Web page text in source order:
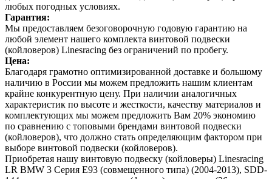
любых погодных условиях.
Гарантия:
Мы предоставляем безоговорочную годовую гарантию на
любой элемент нашего комплекта винтовой подвески
(койловеров) Linesracing без ограничений по пробегу.
Цена:
Благодаря грамотно оптимизированной доставке и большому
наличию в России мы можем предложить нашим клиентам
крайне конкурентную цену. При наличии аналогичных
характеристик по высоте и жесткости, качеству материалов и
комплектующих мы можем предложить Вам 20% экономию
по сравнению с топовыми брендами винтовой подвески
(койловеров), что должно стать определяющим фактором при
выборе винтовой подвески (койловеров).
Приобретая нашу винтовую подвеску (койловеры) Linesracing
LR BMW 3 Серия E93 (совмещенного типа) (2004-2013), SDD-